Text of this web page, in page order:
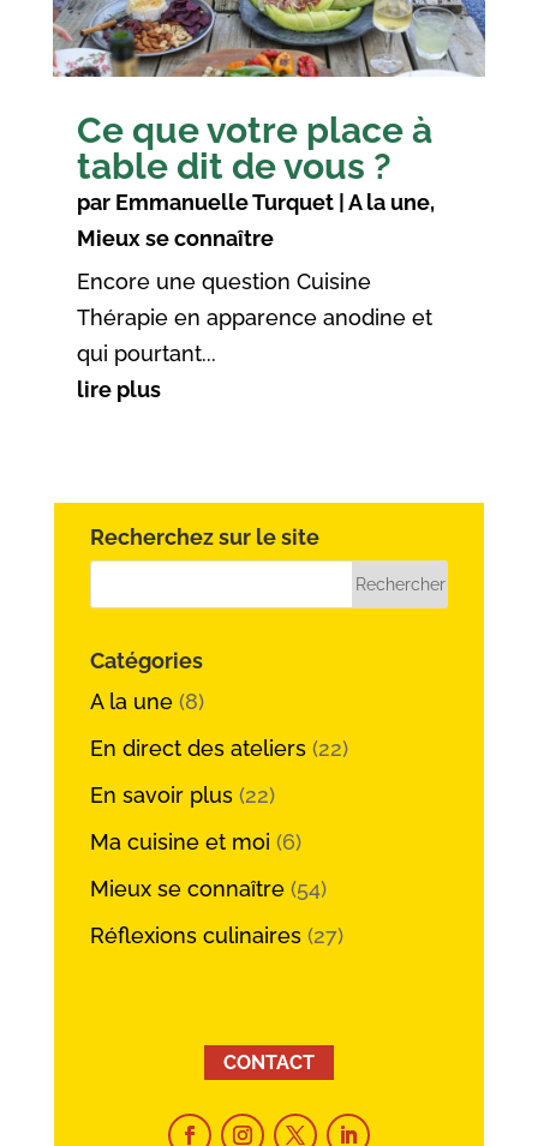
Ce que votre place à
table dit de vous ?
par Emmanuelle Turquet| A la une,
Mieux se connaître
Encore une question Cuisine
Thérapie en apparence anodine et
qui pourtant...
lire plus
Recherchez sur le site
Catégories
A la une(8)
En direct des ateliers(22)
En savoir plus(22)
Ma cuisine et moi (6)
Mieux se connaître(54)
Réflexions culinaires(27)
CONTACT